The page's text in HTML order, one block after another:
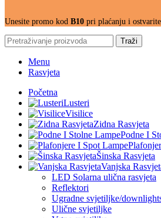
Unesite promo kod B10 pri plaćanju i ostvarite
Traži
Menu
Rasvjeta
Početna
Lusteri
Visilice
Zidna Rasvjeta
Podne I
Šinska Rasvjeta
Vanjska
LED Solarna ulična rasvjeta
Reflektori
Ugradne svjetiljke/
Ulične svjetiljke